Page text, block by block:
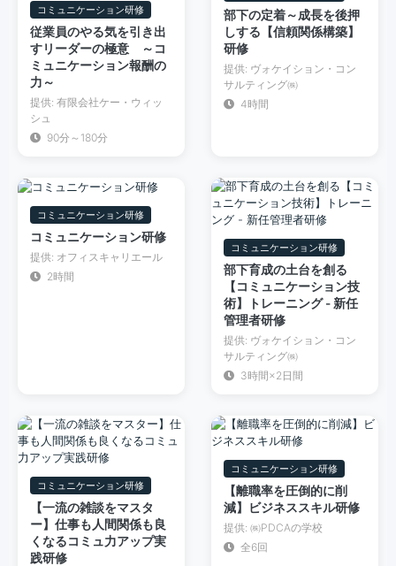
コミュニケーション研修
従業員のやる気を引き出
すリーダーの極意 ～コ
ミュニケーション報酬の
力～
提供: 有限会社ケー・ウィッ
シュ
90分～180分
部下の定着～成長を後押
しする【信頼関係構築】
研修
提供: ヴォケイション・コン
サルティング㈱
4時間
コミュニケーション研修
コミュニケーション研修
提供: オフィスキャリエール
2時間
コミュニケーション研修
部下育成の土台を創る
【コミュニケーション技
術】トレーニング - 新任
管理者研修
提供: ヴォケイション・コン
サルティング㈱
3時間×2日間
コミュニケーション研修
【一流の雑談をマスタ
ー】仕事も人間関係も良
くなるコミュ力アップ実
践研修
コミュニケーション研修
【離職率を圧倒的に削
減】ビジネススキル研修
提供: ㈱PDCAの学校
全6回